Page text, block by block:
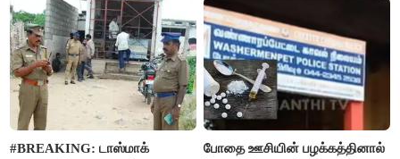
#BREAKING: டாஸ்மாக்
போதை ஊசியின் பழக்கத்தினால்